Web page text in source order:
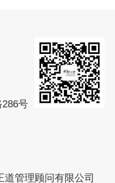
号
道管理顾问有限公司